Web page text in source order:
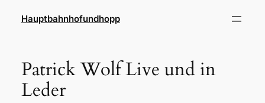
InhaltHauptbahnhofundhopp
Patrick Wolf Live und in
Leder